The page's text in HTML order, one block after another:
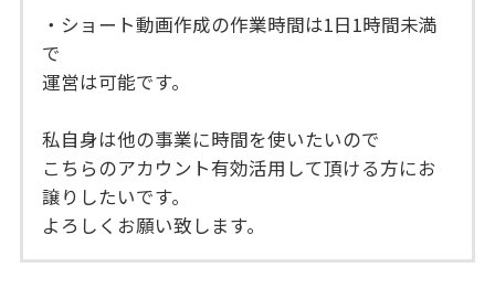
・ショート動画作成の作業時間は1日1時間未満
で
運営は可能です。
私自身は他の事業に時間を使いたいので
こちらのアカウント有効活用して頂ける方にお
譲りしたいです。
よろしくお願い致します。